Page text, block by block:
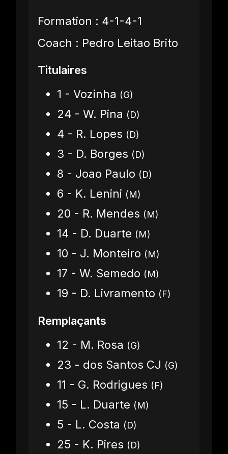
Formation : 4-1-4-1
Coach : Pedro Leitao Brito
Titulaires
1 - Vozinha (G)
24 - W. Pina (D)
4 - R. Lopes (D)
3 - D. Borges (D)
8 - Joao Paulo (D)
6 - K. Lenini (M)
20 - R. Mendes (M)
14 - D. Duarte (M)
10 - J. Monteiro (M)
17 - W. Semedo (M)
19 - D. Livramento (F)
Remplaçants
12 - M. Rosa (G)
23 - dos Santos CJ (G)
11 - G. Rodrigues (F)
15 - L. Duarte (M)
5 - L. Costa (D)
25 - K. Pires (D)